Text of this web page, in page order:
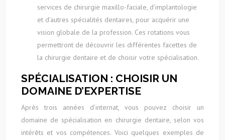
services de chirurgie maxillo-faciale, d’implantologie
et d’autres spécialités dentaires, pour acquérir une
vision globale de la profession. Ces rotations vous
permettront de découvrir les différentes facettes de
la chirurgie dentaire et de choisir votre spécialisation.
SPÉCIALISATION : CHOISIR UN
DOMAINE D’EXPERTISE
Après trois années d’internat, vous pouvez choisir un
domaine de spécialisation en chirurgie dentaire, selon vos
intérêts et vos compétences. Voici quelques exemples de